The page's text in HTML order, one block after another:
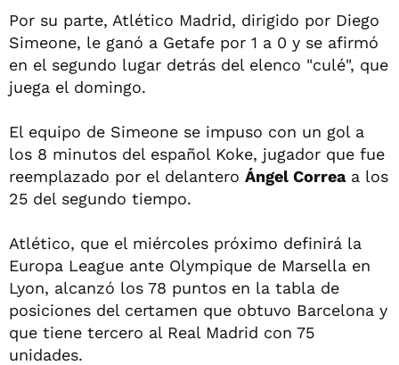
Por su parte, Atlético Madrid, dirigido por Diego
Simeone, le ganó a Getafe por 1 a 0 y se afirmó
en el segundo lugar detrás del elenco "culé", que
juega el domingo.
El equipo de Simeone se impuso con un gol a
los 8 minutos del español Koke, jugador que fue
reemplazado por el delantero Ángel Correaa los
25 del segundo tiempo.
Atlético, que el miércoles próximo definirá la
Europa League ante Olympique de Marsella en
Lyon, alcanzó los 78 puntos en la tabla de
posiciones del certamen que obtuvo Barcelona y
que tiene tercero al Real Madrid con 75
unidades.